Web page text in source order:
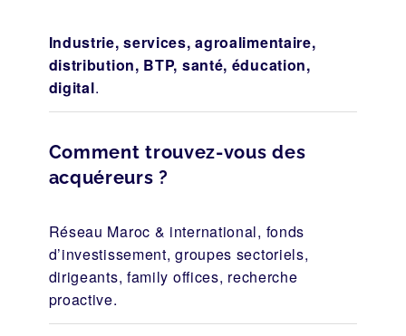
Industrie, services, agroalimentaire,
distribution, BTP, santé, éducation,
digital.
Comment trouvez-vous des
acquéreurs ?
Réseau Maroc & international, fonds
d’investissement, groupes sectoriels,
dirigeants, family offices, recherche
proactive.